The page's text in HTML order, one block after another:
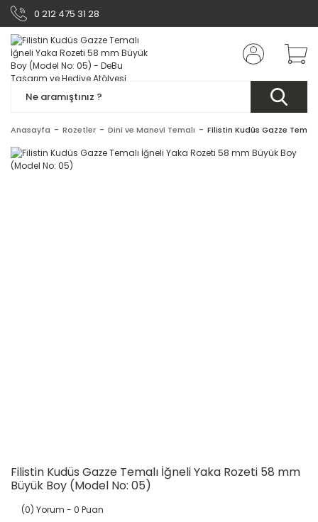
0 212 475 31 28
Anasayfa Rozetler Dini ve Manevi Temalı Filistin Kudüs Gazze
Filistin Kudüs Gazze Temalı İğneli Yaka Rozeti 58 mm
Büyük Boy (Model No: 05)
(0) Yorum - 0 Puan